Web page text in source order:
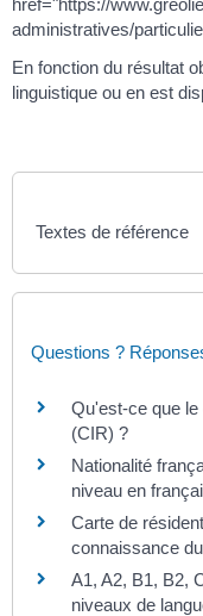
href="https://
administratives/
En fonction du résultat
linguistique ou en est
Textes de référence
Questions ?
Qu'est-ce que le
(CIR) ?
Nationalité
niveau en
Carte de
connaissance
A1, A2, B1, B2,
niveaux de